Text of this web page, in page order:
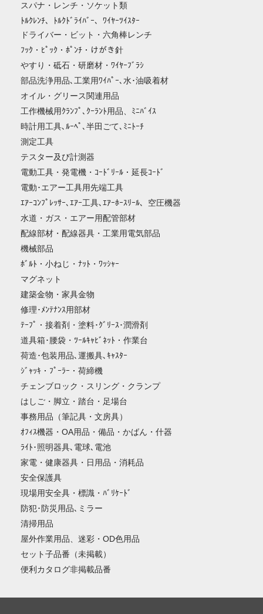
スパナ・レンチ・ソケット類
ﾄﾙｸﾚﾝﾁ、ﾄﾙｸﾄﾞﾗｲﾊﾞｰ、ﾜｲﾔｰﾂｲｽﾀｰ
ドライバー・ビット・六角棒レンチ
ﾌｯｸ・ﾋﾟｯｸ・ﾎﾟﾝﾁ・けがき針
やすり・砥石・研磨材・ﾜｲﾔｰﾌﾞﾗｼ
部品洗浄用品､工業用ﾜｲﾊﾟｰ､水･油吸着材
オイル・グリース関連用品
工作機械用ｸﾗﾝﾌﾟ､ｸｰﾗﾝﾄ用品、ﾐﾆﾊﾞｲｽ
時計用工具､ﾙｰﾍﾟ､半田ごて､ﾐﾆﾄｰﾁ
測定工具
テスター及び計測器
電動工具・発電機・ｺｰﾄﾞﾘｰﾙ・延長ｺｰﾄﾞ
電動･エアー工具用先端工具
ｴｱｰｺﾝﾌﾟﾚｯｻｰ､ｴｱｰ工具､ｴｱｰﾎｰｽﾘｰﾙ、空圧機器
水道・ガス・エアー用配管部材
配線部材・配線器具・工業用電気部品
機械部品
ﾎﾞﾙﾄ・小ねじ・ﾅｯﾄ・ﾜｯｼｬｰ
マグネット
建築金物・家具金物
修理･ﾒﾝﾃﾅﾝｽ用部材
ﾃｰﾌﾟ・接着剤・塗料･ｸﾞﾘｰｽ･潤滑剤
道具箱･腰袋・ﾂｰﾙｷｬﾋﾞﾈｯﾄ・作業台
荷造･包装用品､運搬具､ｷｬｽﾀｰ
ｼﾞｬｯｷ・ﾌﾟｰﾗｰ・荷締機
チェンブロック・スリング・クランプ
はしご・脚立・踏台・足場台
事務用品（筆記具・文房具）
ｵﾌｨｽ機器・OA用品・備品・かばん・什器
ﾗｲﾄ･照明器具､電球､電池
家電・健康器具・日用品・消耗品
安全保護具
現場用安全具・標識・ﾊﾞﾘｹｰﾄﾞ
防犯･防災用品､ミラー
清掃用品
屋外作業用品、迷彩・OD色用品
セット子品番（未掲載）
便利カタログ非掲載品番